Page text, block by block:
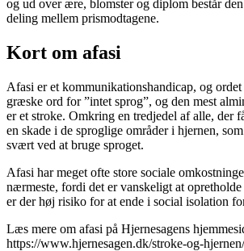
og ud over ære, blomster og diplom består
deling mellem prismodtagene.
Kort om afasi
Afasi er et kommunikationshandicap, og ordet
græske ord for ”intet sprog”, og den mest
er et stroke. Omkring en tredjedel af alle, der
en skade i de sproglige områder i hjernen,
svært ved at bruge sproget.
Afasi har meget ofte store sociale
nærmeste, fordi det er vanskeligt at
er der høj risiko for at ende i social isolation
Læs mere om afasi på Hjernesagens
https://www.hjernesagen.dk/stroke-og-